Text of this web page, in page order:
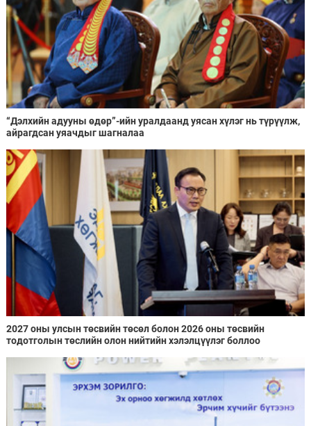
“Дэлхийн адууны өдөр”-ийн уралдаанд уясан хүлэг нь түрүүлж,
айрагдсан уяачдыг шагналаа
2027 оны улсын төсвийн төсөл болон 2026 оны төсвийн
тодотголын төслийн олон нийтийн хэлэлцүүлэг боллоо